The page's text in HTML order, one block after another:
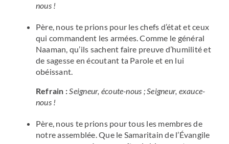
nous !
Père, nous te prions pour les chefs d’état et ceux
qui commandent les armées. Comme le général
Naaman, qu’ils sachent faire preuve d’humilité et
de sagesse en écoutant ta Parole et en lui
obéissant.
Refrain :Seigneur, écoute-nous ; Seigneur, exauce-
nous !
Père, nous te prions pour tous les membres de
notre assemblée. Que le Samaritain de l’Évangile